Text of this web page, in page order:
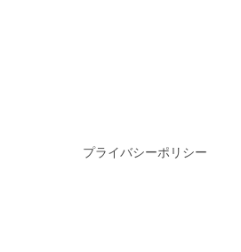
プライバシーポリシー